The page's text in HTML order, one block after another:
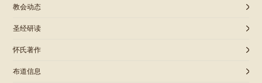
教会动态
圣经研读
怀氏著作
布道信息